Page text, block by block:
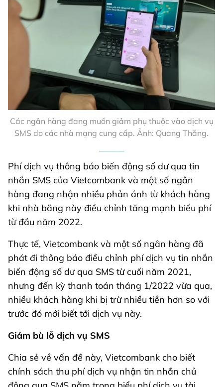
Các ngân hàng đang muốn giảm phụ thuộc vào dịch vụ
SMS do các nhà mạng cung cấp. Ảnh: Quang Thắng.
Phí dịch vụ thông báo biến động số dư qua tin
nhắn SMS của Vietcombank và một số ngân
hàng đang nhận nhiều phản ánh từ khách hàng
khi nhà băng này điều chỉnh tăng mạnh biểu phí
từ đầu năm 2022.
Thực tế, Vietcombank và một số ngân hàng đã
phát đi thông báo điều chỉnh phí dịch vụ tin nhắn
biến động số dư qua SMS từ cuối năm 2021,
nhưng đến kỳ thanh toán tháng 1/2022 vừa qua,
nhiều khách hàng khi bị trừ nhiều tiền hơn so với
trước đó mới biết tới dịch vụ này.
Giảm bù lỗ dịch vụ SMS
Chia sẻ về vấn đề này, Vietcombank cho biết
chính sách thu phí dịch vụ nhận tin nhắn chủ